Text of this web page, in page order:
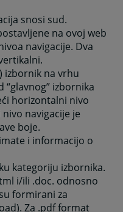
snosi sud.
na ovoj web
navigacije. Dva
izbornik na vrhu
“glavnog” izbornika
horizontalni nivo
navigacije je
boje.
i informacijo o
kategoriju izbornika.
i/ili .doc. odnosno
formirani za
Za .pdf format